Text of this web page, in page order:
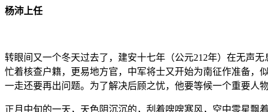
杨沛上任
转眼间又一个冬天过去了，建安十七年（公元212年）在无声
忙着核查户籍，更易地方官，中军将士又开始为南征作准备，
一走还要再出问题。为了解决后顾之忧，他要等候一个重要
正月中旬的一天，天色阴沉沉的，刮着嗖嗖寒风，空中零星飘